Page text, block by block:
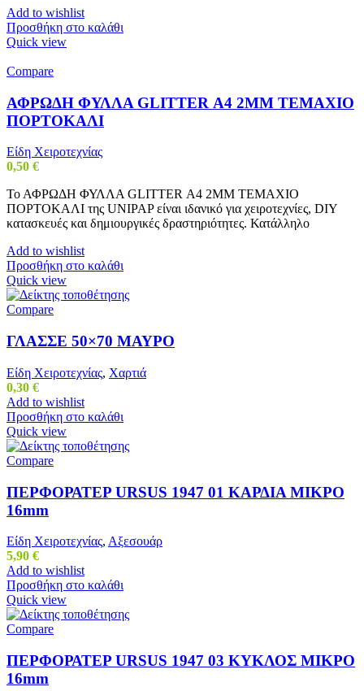
Add to wishlist
Προσθήκη στο καλάθι
Quick view
Compare
ΑΦΡΩΔΗ ΦΥΛΛΑ GLITTER Α4 2MM ΤΕΜΑΧΙΟ
ΠΟΡΤΟΚΑΛΙ
Είδη Χειροτεχνίας
0,50 €
Το ΑΦΡΩΔΗ ΦΥΛΛΑ GLITTER Α4 2MM ΤΕΜΑΧΙΟ
ΠΟΡΤΟΚΑΛΙ της UNIPAP είναι ιδανικό για χειροτεχνίες, DIY
κατασκευές και δημιουργικές δραστηριότητες. Κατάλληλο
Add to wishlist
Προσθήκη στο καλάθι
Quick view
Compare
ΓΛΑΣΣΕ 50×70 ΜΑΥΡΟ
Είδη Χειροτεχνίας, Χαρτιά
0,30 €
Add to wishlist
Προσθήκη στο καλάθι
Quick view
Compare
ΠΕΡΦΟΡΑΤΕΡ URSUS 1947 01 ΚΑΡΔΙΑ ΜΙΚΡΟ
16mm
Είδη Χειροτεχνίας, Αξεσουάρ
5,90 €
Add to wishlist
Προσθήκη στο καλάθι
Quick view
Compare
ΠΕΡΦΟΡΑΤΕΡ URSUS 1947 03 ΚΥΚΛΟΣ ΜΙΚΡΟ
16mm